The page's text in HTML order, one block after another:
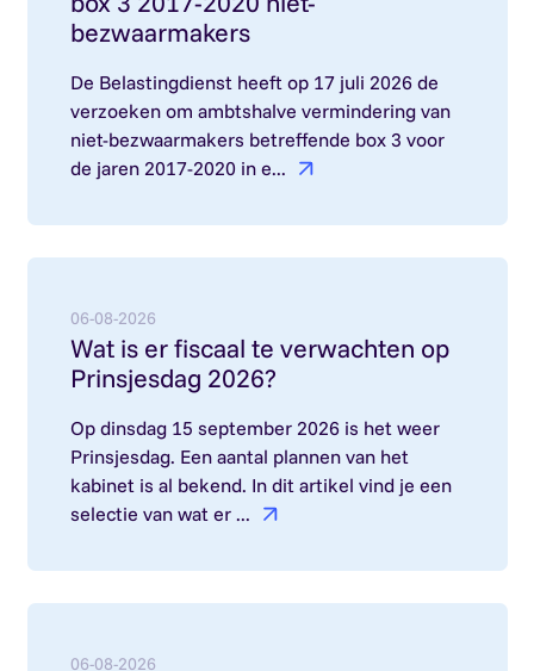
bezwaarmakers
De Belastingdienst heeft op 17 juli 2026 de
verzoeken om ambtshalve vermindering van
niet-bezwaarmakers betreffende box 3 voor
de jaren 2017-2020 in e...
Lees meer over: Wat is er fiscaal te verwachten
06-08-2026
Wat is er fiscaal te verwachten op
Prinsjesdag 2026?
Op dinsdag 15 september 2026 is het weer
Prinsjesdag. Een aantal plannen van het
kabinet is al bekend. In dit artikel vind je een
selectie van wat er ...
Lees meer over: What tax changes can we
06-08-2026